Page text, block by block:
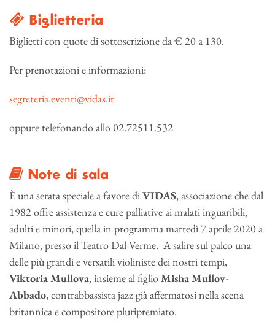
Biglietteria
Biglietti con quote di sottoscrizione da € 20 a 130.
Per prenotazioni e informazioni:
segreteria.eventi@vidas.it
oppure telefonando allo 02.72511.532
Note di sala
È una serata speciale a favore diVIDAS, associazione che dal
1982 offre assistenza e cure palliative ai malati inguaribili,
adulti e minori, quella in programma martedì 7 aprile 2020 a
Milano, presso il Teatro Dal Verme. A salire sul palco una
delle più grandi e versatili violiniste dei nostri tempi,
Viktoria Mullova, insieme al figlioMisha Mullov-
Abbado, contrabbassista jazz già affermatosi nella scena
britannica e compositore pluripremiato.